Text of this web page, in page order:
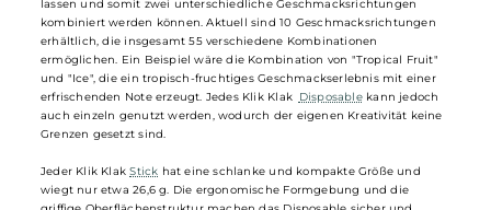
Element - Klik Klak Einweg E-Zigarette -
Tropical Fruit 20mg/ml
Element präsentiert mit dem Klik KlakDisposableSystem eine
innovative und frischeIdee für Einweg E-Zigaretten. Das Besondere
dabei ist, dass sich durch das spezielle Design der einzelnen Klik
Sticks und starke Magnete zwei Sticks zu einer Einheit verbinden
kombiniert werden können. Aktuell sind 10 Geschmacksrichtungen
erhältlich, die insgesamt 55 verschiedene Kombinationen